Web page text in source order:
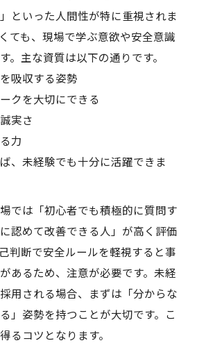
といった人間性が特に重視されま
ても、現場で学ぶ意欲や安全意識
。主な資質は以下の通りです。
吸収する姿勢
クを大切にできる
実さ
力
、未経験でも十分に活躍できま
では「初心者でも積極的に質問す
認めて改善できる人」が高く評価
判断で安全ルールを軽視すると事
あるため、注意が必要です。未経
用される場合、まずは「分からな
」姿勢を持つことが大切です。こ
るコツとなります。